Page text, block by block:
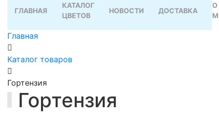
ГЛАВНАЯ
КАТАЛОГ
ЦВЕТОВ
НОВОСТИ ДОСТАВКА
О
Главная
Каталог товаров
Гортензия
Гортензия